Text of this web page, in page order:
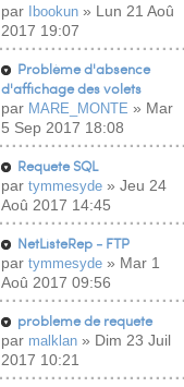
par Ibookun» Lun 21 Aoû
2017 19:07
Problème d'absence
d'affichage des volets
par MARE_MONTE » Mar
5 Sep 2017 18:08
Requete SQL
par tymmesyde» Jeu 24
Aoû 2017 14:45
NetListeRep - FTP
par tymmesyde» Mar 1
Aoû 2017 09:56
probleme de requete
par malklan» Dim 23 Juil
2017 10:21